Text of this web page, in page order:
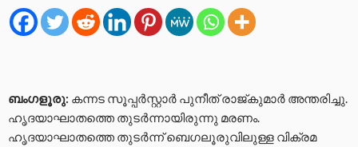
ബംഗളൂരു: കന്നട സൂപ്പര്‍സ്റ്റാര്‍ പുനീത് രാജ്കുമാർ അന്തരിച്ചു.
ഹൃദയാഘാതത്തെ തുടർന്നായിരുന്നു മരണം.
ഹൃദയാഘാതത്തെ തുടർന്ന് ബെഗലൂരുവിലുള്ള വിക്രമ